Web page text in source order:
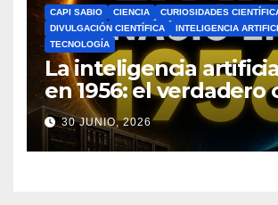
CAPI SABIO CIENCIA
CURIOSIDADES
DIVULGACIÓN CIENTÍFICA
INTELIGENCIA
TECNOLOGÍA
La inteligencia
en 1956: el verdadero
de la IA que cambió el
mundo
30 JUNIO, 2026